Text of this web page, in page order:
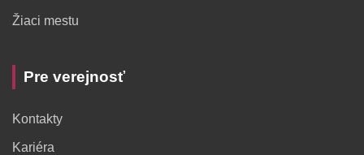
Žiaci mestu
Pre verejnosť
Kontakty
Kariéra